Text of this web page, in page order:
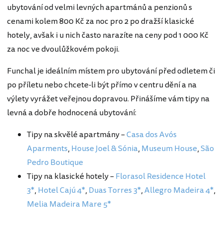
ubytování od velmi levných apartmánů a penzionů s
cenami kolem 800 Kč za noc pro 2 po dražší klasické
hotely, avšak i u nich často narazíte na ceny pod 1 000 Kč
za noc ve dvoulůžkovém pokoji.
Funchal je ideálním místem pro ubytování před odletem či
po příletu nebo chcete-li být přímo v centru dění a na
výlety vyrážet veřejnou dopravou. Přinášíme vám tipy na
levná a dobře hodnocená ubytování:
Tipy na skvělé apartmány –Casa dos Avós
Aparments, House Joel & Sónia, Museum House,São
Pedro Boutique
Tipy na klasické hotely –Florasol Residence Hotel
3*, Hotel Cajú 4*, Duas Torres 3*,Allegro Madeira 4*,
Melia Madeira Mare 5*